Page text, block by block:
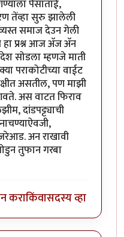
पैसाताई,
तेंव्हा सुरु झालेली
समाज देउन गेली
प्रश्न आज अ‍ॅज अ‍ॅन
सोडला म्हणजे माती
पराकोटीच्या वाईट
असतील, पण माझी
अस वाटत फिराव
दांडपट्ट्याची
अन राखावी
तुफान गरबा
कराकिंवासदस्य व्हा